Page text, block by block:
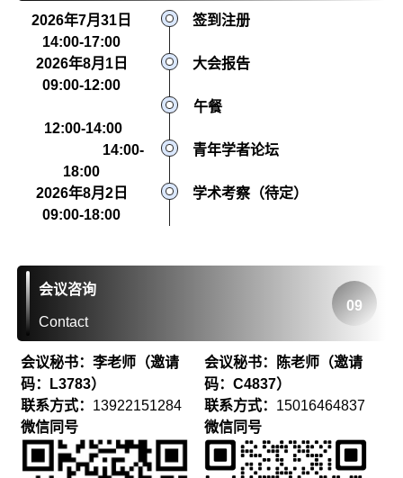
2026年7月31日
14:00-17:00
签到注册
2026年8月1日
09:00-12:00
大会报告
12:00-14:00
午餐
14:00-
18:00
青年学者论坛
2026年8月2日
09:00-18:00
学术考察（待定）
会议咨询
Contact
09
会议秘书：李老师（邀请
码：L3783）
联系方式： 13922151284
微信同号
会议秘书：陈老师（邀请
码：C4837）
联系方式： 15016464837
微信同号